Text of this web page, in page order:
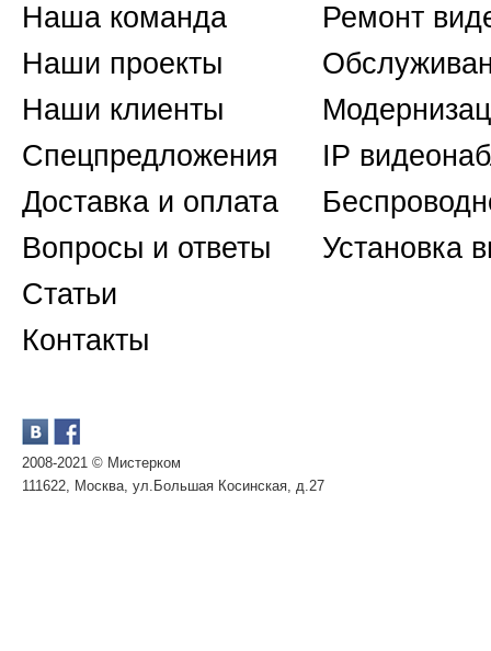
Наша команда
Наши проекты
Наши клиенты
Спецпредложения
Доставка и оплата
Вопросы и ответы
Статьи
Контакты
2008-2021 © Мистерком
111622, Москва, ул.Большая Косинская, д.27
Ремонт
IP
Установка